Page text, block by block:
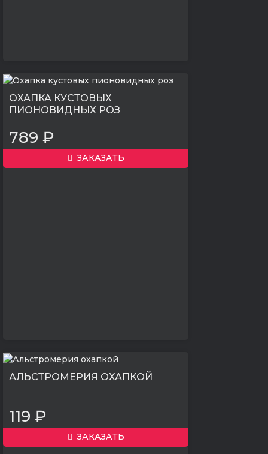
ОХАПКА КУСТОВЫХ
ПИОНОВИДНЫХ РОЗ
789 ₽
ЗАКАЗАТЬ
АЛЬСТРОМЕРИЯ ОХАПКОЙ
119 ₽
ЗАКАЗАТЬ